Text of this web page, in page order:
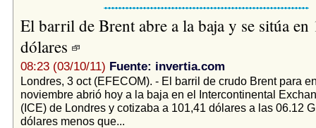
El barril de Brent abre a la baja y se sitúa en
dólares
08:23 (03/10/11) Fuente: invertia.com
Londres, 3 oct (EFECOM). - El barril de crudo Brent para
noviembre abrió hoy a la baja en el Intercontinental
(ICE) de Londres y cotizaba a 101,41 dólares a las 06.12
dólares menos que...